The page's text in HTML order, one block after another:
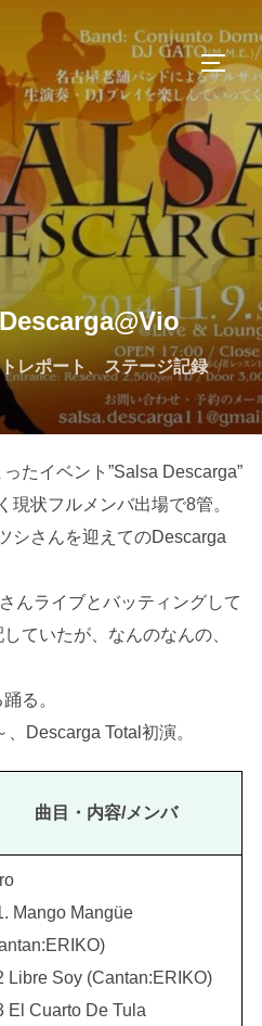
サイド
レポート
ステージ記録
たイベント”Salsa Descarga”
現状フルメンバ出場で8管。
シさんを迎えてのDescarga
んライブとバッティングして
ていたが、なんのなんの、
る。
Descarga Total初演。
曲目・内容/メンバ
Mango Mangüe
Libre Soy (Cantan:ERIKO)
El Cuarto De Tula